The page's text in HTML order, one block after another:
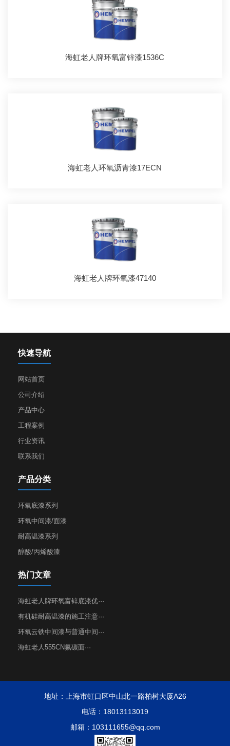
海虹老人牌环氧富锌漆1536C
海虹老人环氧沥青漆17ECN
海虹老人牌环氧漆47140
快速导航
网站首页
公司介绍
产品中心
工程案例
行业资讯
联系我们
产品分类
环氧底漆系列
环氧中间漆/面漆
耐高温漆系列
醇酸/丙烯酸漆
热门文章
海虹老人牌环氧富锌底漆优···
有机硅耐高温漆的施工注意···
环氧云铁中间漆与普通中间···
海虹老人555CN氟碳面···
地址：上海市虹口区中山北一路柏树大厦A26
电话：18013113019
邮箱：103111655@qq.com